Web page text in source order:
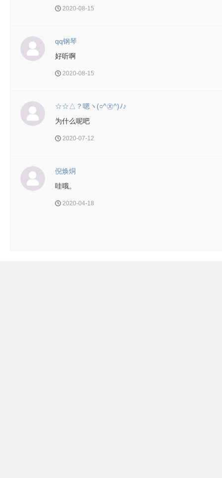
2020-08-15
qq钢琴
好听啊
2020-08-15
☆☆△？嗯ヽ(○^㉨^)ﾉ♪
为什么呢吧
2020-07-12
倪焕烔
哇哦。
2020-04-18